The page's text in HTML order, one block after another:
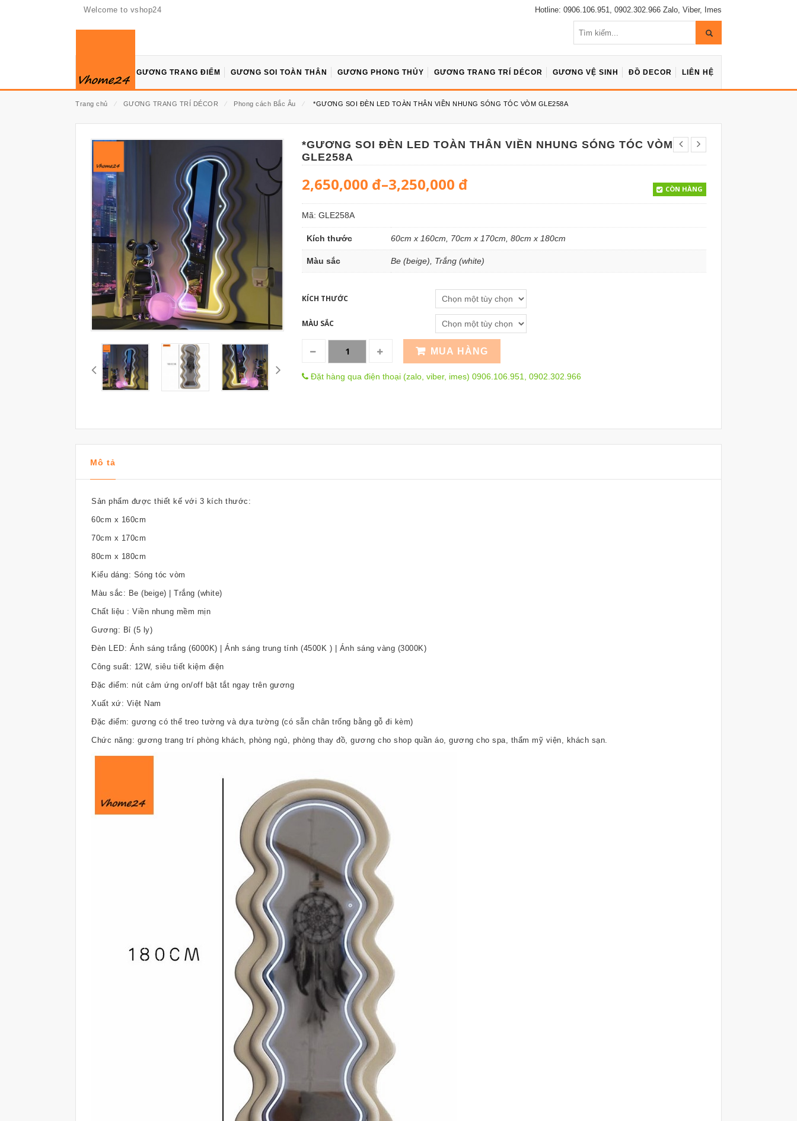
Welcome to vshop24 Hotline: 0906.106.951, 0902.302.966 Zalo, Viber, Imes
GƯƠNG TRANG ĐIỂM GƯƠNG SOI TOÀN THÂN GƯƠNG PHONG THỦY GƯƠNG TRANG TRÍ DÉCOR GƯƠNG VỆ SINH ĐỒ DECOR LIÊN HỆ
Trang chủ ⁄ GƯƠNG TRANG TRÍ DÉCOR ⁄ Phong cách Bắc Âu ⁄ *GƯƠNG SOI ĐÈN LED TOÀN THÂN VIỀN NHUNG SÓNG TÓC VÒM GLE258A
*GƯƠNG SOI ĐÈN LED TOÀN THÂN VIỀN NHUNG SÓNG TÓC VÒM
GLE258A
2,650,000 đ–3,250,000 đ CÒN HÀNG
Mã: GLE258A
Kích thước 60cm x 160cm, 70cm x 170cm, 80cm x 180cm
Màu sắc Be (beige), Trắng (white)
KÍCH THƯỚC
MÀU SẮC
MUA HÀNG
Đặt hàng qua điện thoại (zalo, viber, imes) 0906.106.951, 0902.302.966
Mô tả
Sản phẩm được thiết kế với 3 kích thước:
60cm x 160cm
70cm x 170cm
80cm x 180cm
Kiểu dáng: Sóng tóc vòm
Màu sắc: Be (beige) | Trắng (white)
Chất liệu : Viền nhung mềm mịn
Gương: Bỉ (5 ly)
Đèn LED: Ánh sáng trắng (6000K) | Ánh sáng trung tính (4500K ) | Ánh sáng vàng (3000K)
Công suất: 12W, siêu tiết kiệm điện
Đặc điểm: nút cảm ứng on/off bật tắt ngay trên gương
Xuất xứ: Việt Nam
Đặc điểm: gương có thể treo tường và dựa tường (có sẵn chân trống bằng gỗ đi kèm)
Chức năng: gương trang trí phòng khách, phòng ngủ, phòng thay đồ, gương cho shop quần áo, gương cho spa, thẩm mỹ viện, khách sạn.